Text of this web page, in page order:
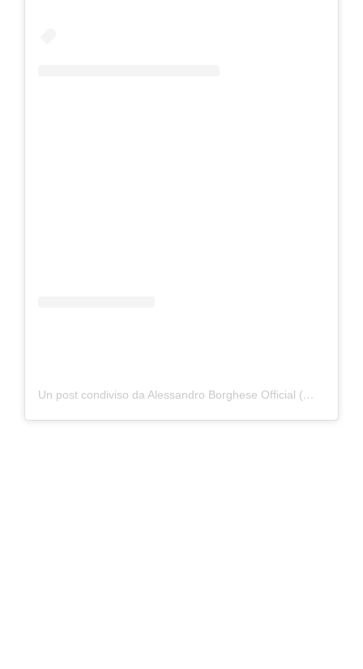
Un post condiviso da Alessandro Borghese Official (@borgheseale)